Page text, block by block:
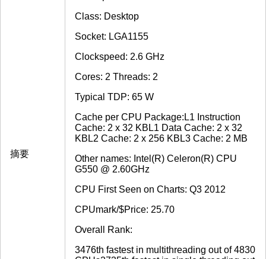
摘要
Class: Desktop
Socket: LGA1155
Clockspeed: 2.6 GHz
Cores: 2 Threads: 2
Typical TDP: 65 W
Cache per CPU Package:L1 Instruction
Cache: 2 x 32 KBL1 Data Cache: 2 x 32
KBL2 Cache: 2 x 256 KBL3 Cache: 2 MB
Other names: Intel(R) Celeron(R) CPU
G550 @ 2.60GHz
CPU First Seen on Charts: Q3 2012
CPUmark/$Price: 25.70
Overall Rank:
3476th fastest in multithreading out of 4830